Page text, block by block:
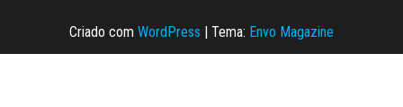
Criado com WordPress Tema: Envo Magazine